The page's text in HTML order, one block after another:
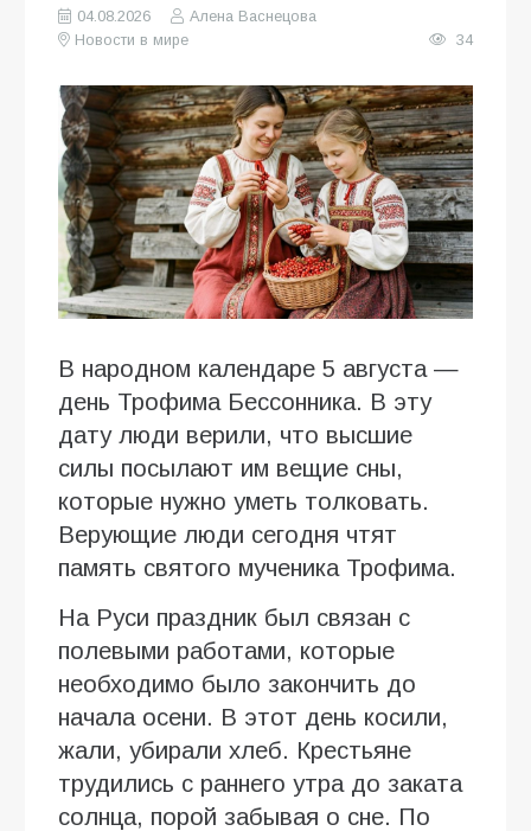
04.08.2026
Алена Васнецова
Новости в мире
34
В народном календаре 5 августа —
день Трофима Бессонника. В эту
дату люди верили, что высшие
силы посылают им вещие сны,
которые нужно уметь толковать.
Верующие люди сегодня чтят
память святого мученика Трофима.
На Руси праздник был связан с
полевыми работами, которые
необходимо было закончить до
начала осени. В этот день косили,
жали, убирали хлеб. Крестьяне
трудились с раннего утра до заката
солнца, порой забывая о сне. По